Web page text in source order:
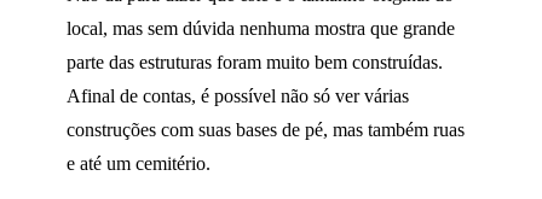
local, mas sem dúvida nenhuma mostra que grande
parte das estruturas foram muito bem construídas.
Afinal de contas, é possível não só ver várias
construções com suas bases de pé, mas também ruas
e até um cemitério.